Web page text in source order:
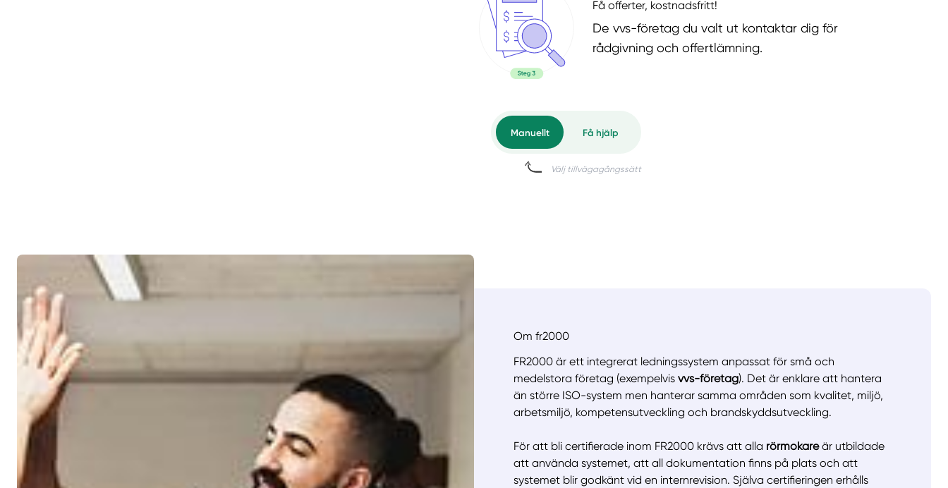
Få offerter, kostnadsfritt!
De vvs-företag du valt ut kontaktar dig för
rådgivning och offertlämning.
Välj tillvägagångssätt
Om fr2000
FR2000 är ett integrerat ledningssystem anpassat för små och
medelstora företag (exempelvis vvs-företag). Det är enklare att hantera
än större ISO-system men hanterar samma områden som kvalitet, miljö,
arbetsmiljö, kompetensutveckling och brandskyddsutveckling.
För att bli certifierade inom FR2000 krävs att alla rörmokareär utbildade
att använda systemet, att all dokumentation finns på plats och att
systemet blir godkänt vid en internrevision. Själva certifieringen erhålls